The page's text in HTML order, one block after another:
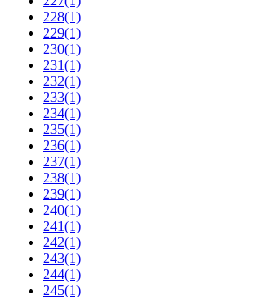
228(1)
229(1)
230(1)
231(1)
232(1)
233(1)
234(1)
235(1)
236(1)
237(1)
238(1)
239(1)
240(1)
241(1)
242(1)
243(1)
244(1)
245(1)